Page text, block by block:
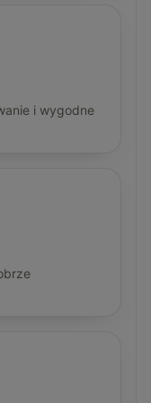
i wygodne